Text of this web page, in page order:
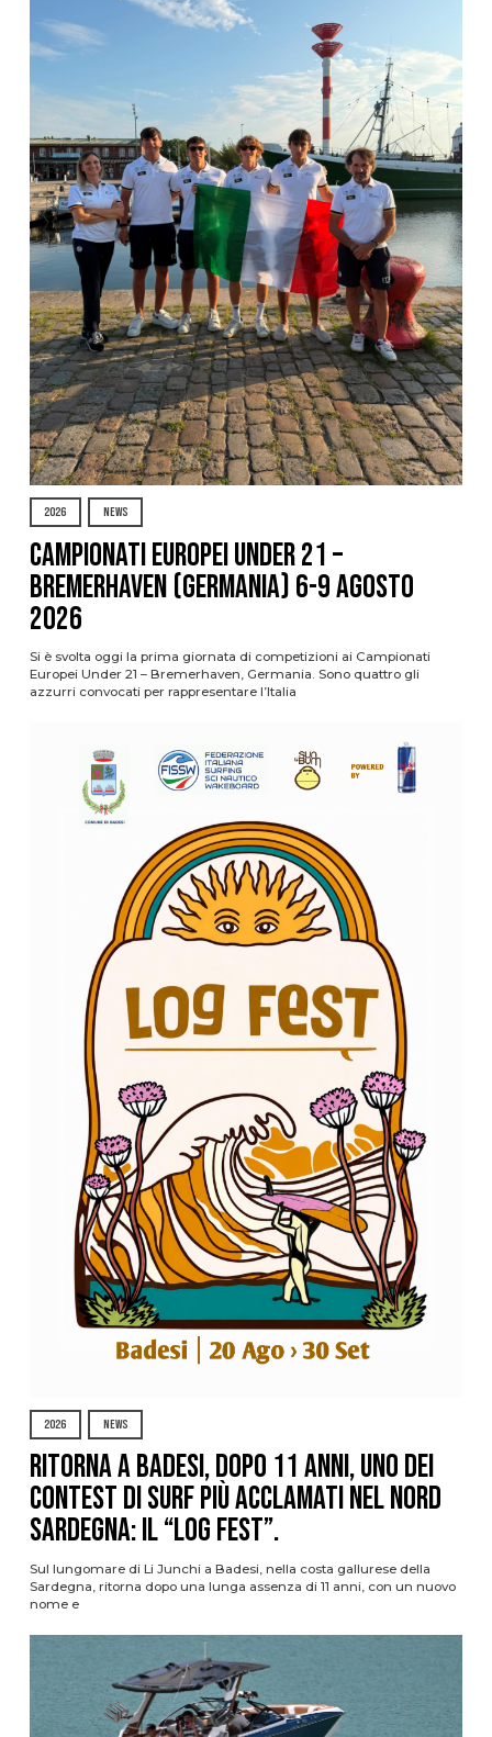
2026 NEWS
Campionati Europei Under 21 –
Bremerhaven (Germania) 6-9 agosto
2026
Si è svolta oggi la prima giornata di competizioni ai Campionati
Europei Under 21 – Bremerhaven, Germania. Sono quattro gli
azzurri convocati per rappresentare l’Italia
2026 NEWS
Ritorna a Badesi, dopo 11 anni, uno dei
contest di surf più acclamati nel nord
Sardegna: il “Log Fest”.
Sul lungomare di Li Junchi a Badesi, nella costa gallurese della
Sardegna, ritorna dopo una lunga assenza di 11 anni, con un nuovo
nome e